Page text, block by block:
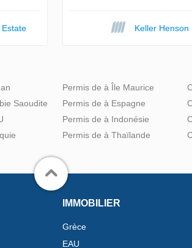
Keller Henson
Saoudite
Permis de à Île Maurice
Permis de à Espagne
Permis de à Indonésie
Permis de à Thaïlande
IMMOBILIER
Grèce
EAU